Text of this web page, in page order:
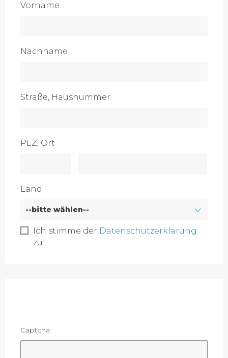
Vorname
Nachname
Straße, Hausnummer
PLZ, Ort
Land
Ich stimme der Datenschutzerklärung
zu.
Captcha